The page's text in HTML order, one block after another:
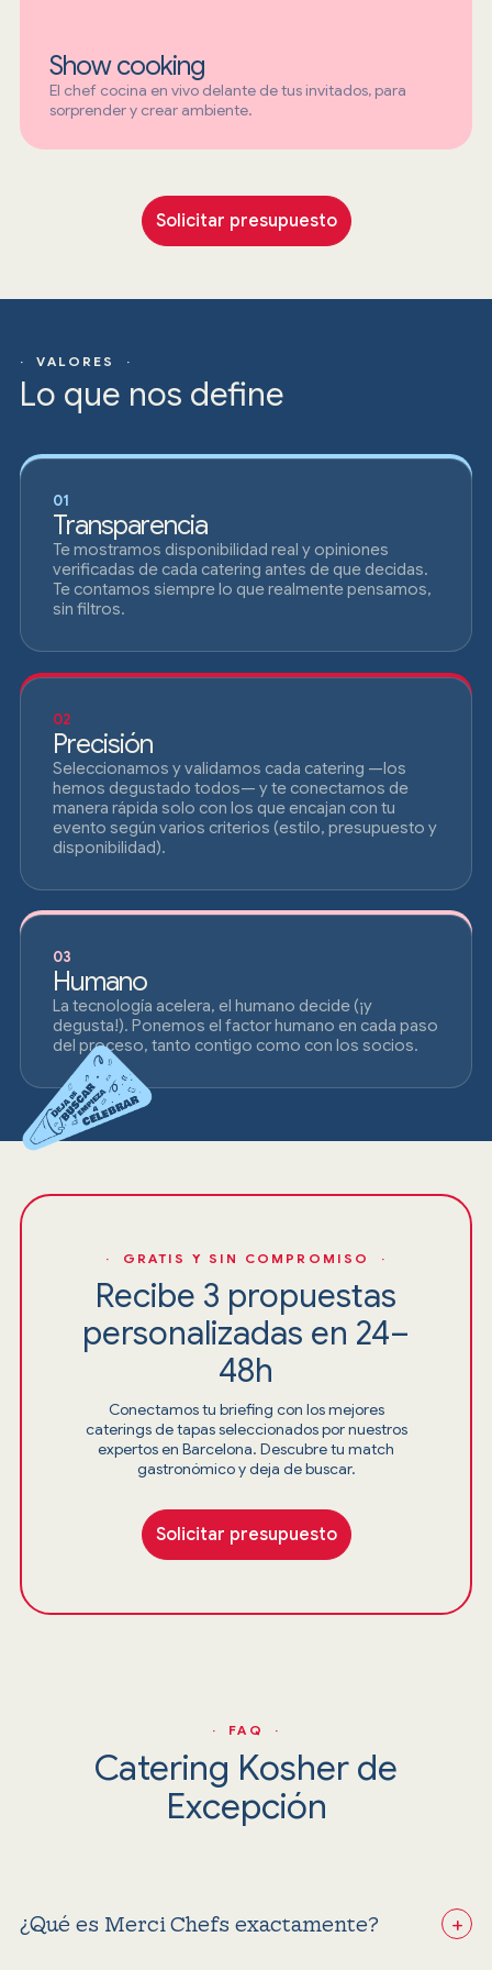
Show cooking
El chef cocina en vivo delante de tus invitados, para
sorprender y crear ambiente.
Solicitar presupuesto
· VALORES ·
Lo que nos define
01
Transparencia
Te mostramos disponibilidad real y opiniones
verificadas de cada catering antes de que decidas.
Te contamos siempre lo que realmente pensamos,
sin filtros.
02
Precisión
Seleccionamos y validamos cada catering —los
hemos degustado todos— y te conectamos de
manera rápida solo con los que encajan con tu
evento según varios criterios (estilo, presupuesto y
disponibilidad).
03
Humano
La tecnología acelera, el humano decide (¡y
degusta!). Ponemos el factor humano en cada paso
del proceso, tanto contigo como con los socios.
· GRATIS Y SIN COMPROMISO ·
Recibe 3 propuestas
personalizadas en 24–
48h
Conectamos tu briefing con los mejores
caterings de tapas seleccionados por nuestros
expertos en Barcelona. Descubre tu match
gastronómico y deja de buscar.
Solicitar presupuesto
· FAQ ·
Catering Kosher de
Excepción
¿Qué es Merci Chefs exactamente?‍ +